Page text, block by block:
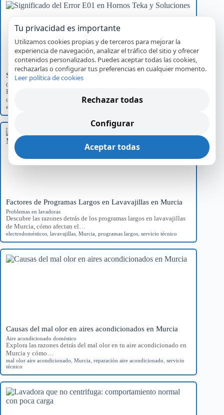
Significado del Error E01 en Hornos Teka y Soluciones
Códigos de error por marca
Explora el significado del error E01 en hornos Teka, sus causas
comunes y el impacto…
error E01
Factores de Programas Largos en Lavavajillas en Murcia
Problemas en lavadoras
Descubre las razones detrás de los programas largos en lavavajillas
de Murcia, cómo afectan el…
electrodomésticos lavavajillas Murcia programas largos servicio técnico
Causas del mal olor en aires acondicionados en Murcia
Aire acondicionado doméstico
Explora las razones detrás del mal olor en tu aire acondicionado en
Murcia y cómo…
mal olor aire acondicionado Murcia reparación aire acondicionado servicio
técnico
Tu privacidad es importante
Utilizamos cookies propias y de terceros para mejorar la
experiencia de navegación, analizar el tráfico del sitio y ofrecer
contenidos personalizados. Puedes aceptar todas las cookies,
rechazarlas o configurar tus preferencias en cualquier momento.
Leer política de cookies
Rechazar todas
Configurar
Aceptar todas